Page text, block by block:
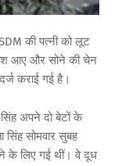
की पत्नी को लूट
आए और सोने की चेन
कराई गई है।
अपने दो बेटों के
सिंह सोमवार सुबह
के लिए गई थीं। वे दूध